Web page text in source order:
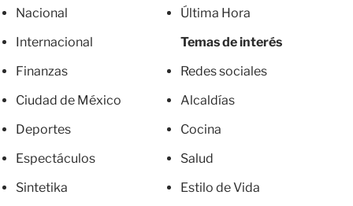
Nacional
Internacional
Finanzas
Ciudad de México
Deportes
Espectáculos
Sintetika
Última Hora
Temas de interés
Redes sociales
Alcaldías
Cocina
Salud
Estilo de Vida